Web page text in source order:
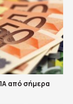
από σήμερα